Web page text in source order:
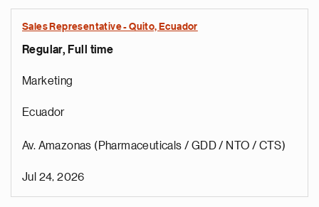
Sales Representative - Quito, Ecuador
Regular, Full time
Marketing
Ecuador
Av. Amazonas (Pharmaceuticals / GDD / NTO / CTS)
Jul 24, 2026